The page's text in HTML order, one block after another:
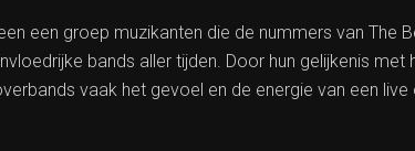
een groep muzikanten die de nummers van The
bands aller tijden. Door hun gelijkenis met
vaak het gevoel en de energie van een live